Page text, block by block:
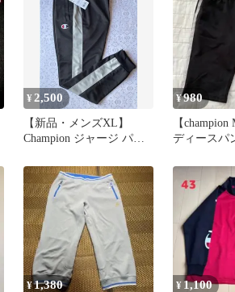
¥ 2,500
【新品・メンズXL】
Champion ジャージ パン
¥980
【
ディースパ
¥1,380 ¥1,100